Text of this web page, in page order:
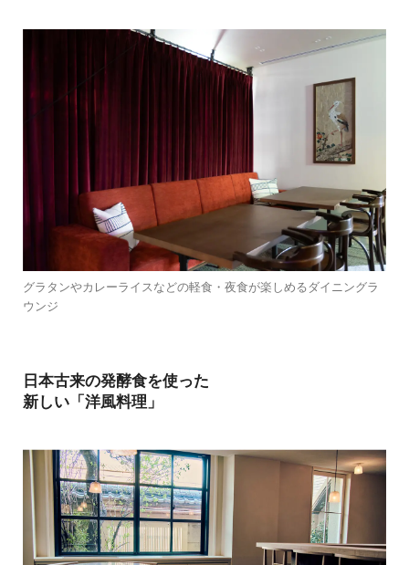
グラタンやカレーライスなどの軽食・夜食が楽しめるダイニングラ
ウンジ
日本古来の発酵食を使った
新しい「洋風料理」